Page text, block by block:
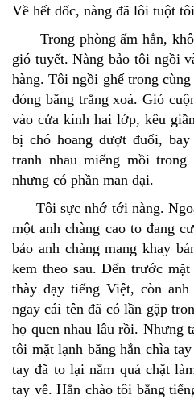
Về hết dốc, nàng đã lôi tuột
Trong phòng ấm hẳn,
gió tuyết. Nàng bảo tôi ngồi
hàng. Tôi ngồi ghế trong
đóng băng trắng xoá. Gió
vào cửa kính hai lớp, kêu
bị chó hoang dượt đuổi,
tranh nhau miếng mồi
nhưng có phần man dại.
Tôi sực nhớ tới nàng.
một anh chàng cao to đang
bảo anh chàng mang khay
kem theo sau. Ðến trước
thày dạy tiếng Việt, còn
ngay cái tên đã có lần gặp
họ quen nhau lâu rồi. Nhưng
tôi mặt lạnh băng hắn chìa
tay đã to lại nắm quá chặt
tay về. Hắn chào tôi bằng